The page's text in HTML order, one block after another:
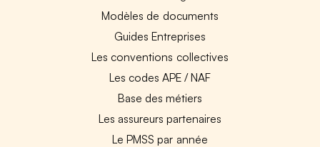
Modèles de documents
Guides Entreprises
Les conventions collectives
Les codes APE / NAF
Base des métiers
Les assureurs partenaires
Le PMSS par année